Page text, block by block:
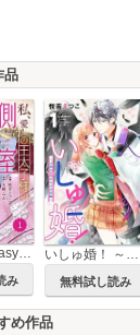
品
Berry'sFantasy 私、愛しの王太子様の側室辞めたいんです！
み
いしゅ婚！ ～天狗のかりそめ花嫁～
無料試し読み
め作品